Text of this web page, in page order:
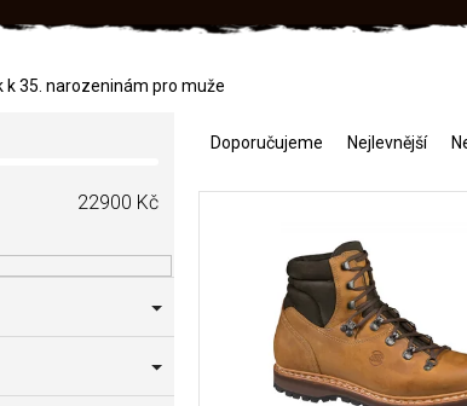
k 35. narozeninám pro muže
22900 Kč
e
Doporučujeme Nejlevnější